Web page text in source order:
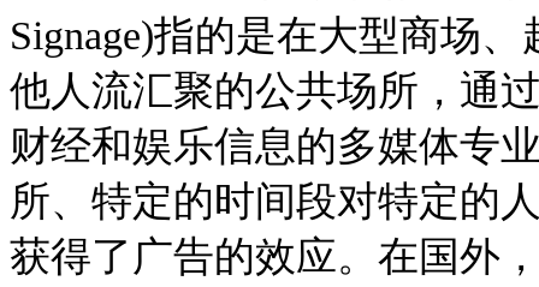
Signage)指的是在大型商场
他人流汇聚的公共场所，通
财经和娱乐信息的多媒体专
所、特定的时间段对特定的
获得了广告的效应。在国外